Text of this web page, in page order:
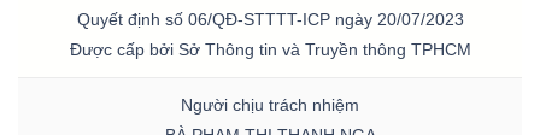
Quyết định số 06/QĐ-STTTT-ICP ngày 20/07/2023
Được cấp bởi Sở Thông tin và Truyền thông TPHCM
Người chịu trách nhiệm